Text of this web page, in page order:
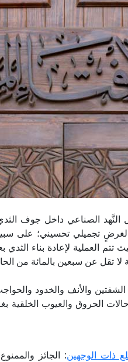
النَّهد الصناعي داخل جوف
لغرضٍ تجميلي تحسيني؛ على
العملية لإعادة بناء الثدي
لا تقل عن سبعين بالمائة من
والأنف والخدود
الحروق والعيوب الخلقية
ذات الوجهين: الجائز